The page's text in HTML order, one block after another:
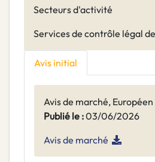
Secteurs d'activité
Services de contrôle légal
Avis initial
Avis de marché, Européen
Publié le :03/06/2026
Avis de marché